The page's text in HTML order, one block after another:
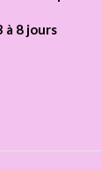
à 8 jours